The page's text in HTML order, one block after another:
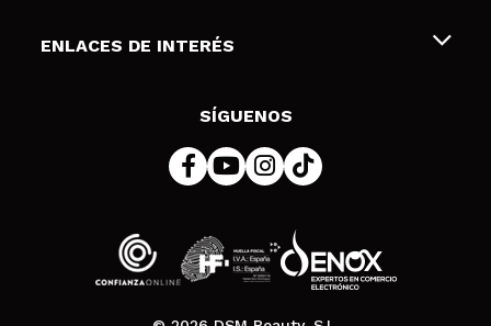
Formas de pago
Terminos y condiciones de uso
Política de cookies
ENLACES DE INTERÉS
SÍGUENOS